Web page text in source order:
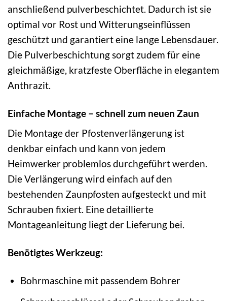
anschließend pulverbeschichtet. Dadurch ist sie
optimal vor Rost und Witterungseinflüssen
geschützt und garantiert eine lange Lebensdauer.
Die Pulverbeschichtung sorgt zudem für eine
gleichmäßige, kratzfeste Oberfläche in elegantem
Anthrazit.
Einfache Montage – schnell zum neuen Zaun
Die Montage der Pfostenverlängerung ist
denkbar einfach und kann von jedem
Heimwerker problemlos durchgeführt werden.
Die Verlängerung wird einfach auf den
bestehenden Zaunpfosten aufgesteckt und mit
Schrauben fixiert. Eine detaillierte
Montageanleitung liegt der Lieferung bei.
Benötigtes Werkzeug:
Bohrmaschine mit passendem Bohrer